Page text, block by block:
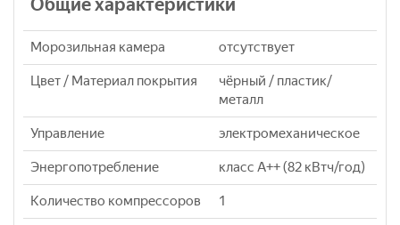
Общие характеристики
Морозильная камера отсутствует
Цвет / Материал покрытия
чёрный / пластик/
металл
Управление электромеханическое
Энергопотребление класс A++ (82 кВтч/год)
Количество компрессоров 1